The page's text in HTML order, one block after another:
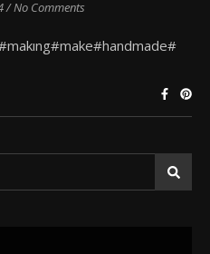
/No Comments